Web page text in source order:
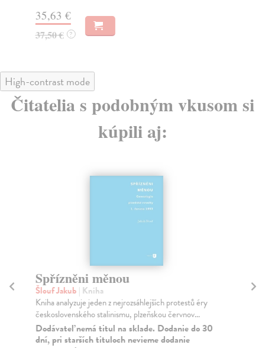
35,63 €
37,50 € ?
High-contrast mode
Čitatelia s podobným vkusom si
kúpili aj:
Spřízněni měnou
Šlouf Jakub | Kniha
Kniha analyzuje jeden z nejrozsáhlejších protestů éry
československého stalinismu, plzeňskou červnov...
Dodávateľ nemá titul na sklade. Dodanie do 30
dní, pri starších tituloch nevieme dodanie